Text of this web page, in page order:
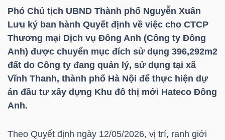
Phó Chủ tịch UBND Thành phố Nguyễn Xuân
Lưu ký ban hành Quyết định về việc cho CTCP
Thương mại Dịch vụ Đông Anh (Công ty Đông
Anh) được chuyển mục đích sử dụng 396,292m2
đất do Công ty đang quản lý, sử dụng tại xã
Vĩnh Thanh, thành phố Hà Nội để thực hiện dự
án đầu tư xây dựng Khu đô thị mới Hateco Đông
Anh.
Theo Quyết định ngày 12/05/2026, vị trí, ranh giới
NGHIỆP
BẤT
ĐỘNG
SẢN
TÀI